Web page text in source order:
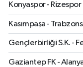
Konyaspor - Rizespor
Kasımpaşa -
Gençlerbirliği S.K. -
Gaziantep FK -